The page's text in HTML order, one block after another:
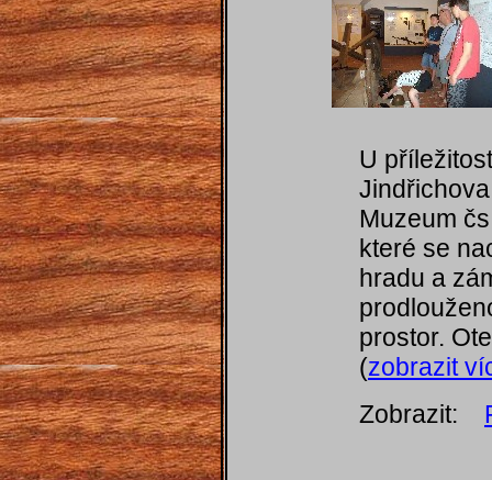
U
Muzeum
které se
hradu a
prostor.
(zobrazit
Zobrazit: